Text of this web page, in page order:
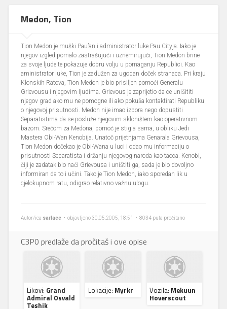
Medon, Tion
Tion Medon je muški Pau’an i administrator luke Pau Cityja. Iako je
njegov izgled pomalo zastrašujući i uznemirujući, Tion Medon brine
za svoje ljude te pokazuje dobru volju u pomaganju Republici. Kao
aministrator luke, Tion je zadužen za ugodan doček stranaca. Pri kraju
Klonskih Ratova, Tion Medon je bio prisiljen pomoći Generalu
Grievousu i njegovim ljudima. Grievous je zaprijetio da ce unišititi
njegov grad ako mu ne pomogne ili ako pokuša kontaktirati Republiku
o njegovoj prisutnosti. Medon nije imao izbora nego dopustiti
Separatistima da se posluže njegovim skloništem kao operativnom
bazom. Srećom za Medona, pomoć je stigla sama, u obliku Jedi
Mastera Obi-Wan Kenobija. Unatoč prijetnjama Genarala Grievousa,
Tion Medon dočekao je Obi-Wana u luci i odao mu informaciju o
prisutnosti Separatista i držanju njegovog naroda kao taoca. Kenobi,
čiji je zadatak bio naći Grievousa i uništiti ga, sada je bio dovoljno
informiran da to i učini. Tako je Tion Medon, iako sporedan lik u
cjelokupnom ratu, odigrao relativno važnu ulogu.
Autor/ica sarlacc • objavljeno 30.05.2005, 18:51 • 8034 puta pročitano
C3P0 predlaže da pročitaš i ove opise
Likovi: Grand
Admiral Osvald
Teshik
Lokacije: Myrkr Vozila: Mekuun
Hoverscout